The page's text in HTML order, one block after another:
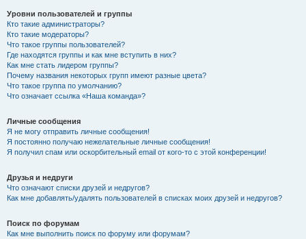
Уровни пользователей и группы
Кто такие администраторы?
Кто такие модераторы?
Что такое группы пользователей?
Где находятся группы и как мне вступить в них?
Как мне стать лидером группы?
Почему названия некоторых групп имеют разные цвета?
Что такое группа по умолчанию?
Что означает ссылка «Наша команда»?
Личные сообщения
Я не могу отправить личные сообщения!
Я постоянно получаю нежелательные личные сообщения!
Я получил спам или оскорбительный email от кого-то с этой конференции!
Друзья и недруги
Что означают списки друзей и недругов?
Как мне добавлять/удалять пользователей в списках моих друзей и недругов?
Поиск по форумам
Как мне выполнить поиск по форуму или форумам?